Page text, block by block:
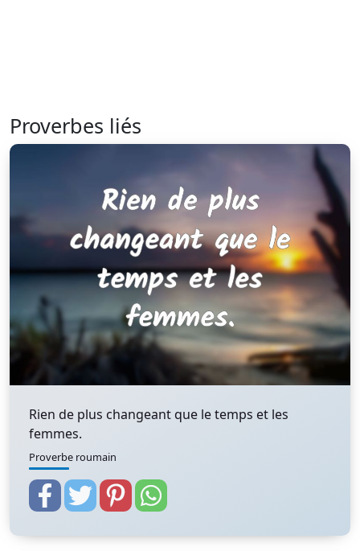
Proverbes liés
Rien de plus changeant que le temps et les
femmes.
Proverbe roumain